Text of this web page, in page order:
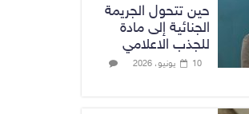
حين تتحول الجريمة
الجنائية إلى مادة
للجذب الاعلامي
10 يونيو، 2026